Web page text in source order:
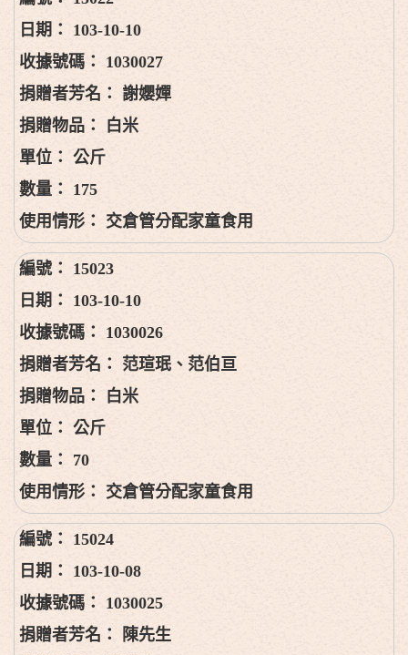
103-10-10
1030027
謝孆嬋
白米
公斤
175
交倉管分配家童食用
15023
103-10-10
1030026
范瑄珉、范伯亘
白米
公斤
70
交倉管分配家童食用
15024
103-10-08
1030025
陳先生